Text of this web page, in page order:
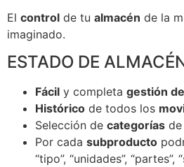
El control de tu almacén de la
imaginado.
ESTADO DE
Fácil y completa gestión
Histórico de todos los
Selección de categorías de
Por cada subproducto
“tipo”, “unidades”,